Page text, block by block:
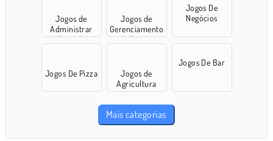
Jogos de
Administrar
Fazenda
Jogos de
Gerenciamento
de Tempo
Jogos De
Negócios
Jogos De Pizza
Jogos de
Agricultura
Jogos De Bar
Mais categorias